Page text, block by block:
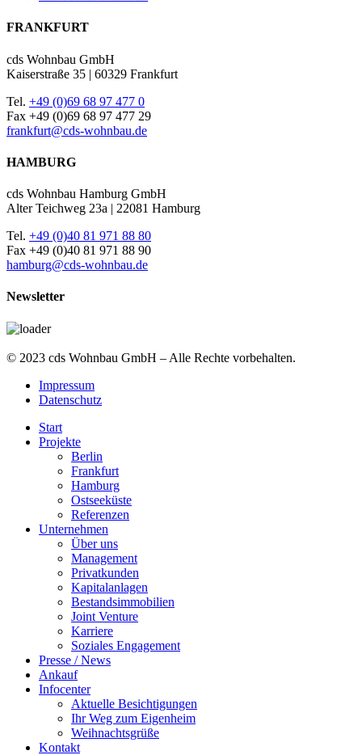
FRANKFURT
cds Wohnbau GmbH
Kaiserstraße 35 | 60329 Frankfurt
Tel. +49 (0)69 68 97 477 0
Fax +49 (0)69 68 97 477 29
frankfurt@cds-wohnbau.de
HAMBURG
cds Wohnbau Hamburg GmbH
Alter Teichweg 23a | 22081 Hamburg
Tel. +49 (0)40 81 971 88 80
Fax +49 (0)40 81 971 88 90
hamburg@cds-wohnbau.de
Newsletter
© 2023 cds Wohnbau GmbH – Alle Rechte vorbehalten.
Impressum
Datenschutz
Start
Projekte
Berlin
Frankfurt
Hamburg
Ostseeküste
Referenzen
Unternehmen
Über uns
Management
Privatkunden
Kapitalanlagen
Bestandsimmobilien
Joint Venture
Karriere
Soziales Engagement
Presse / News
Ankauf
Infocenter
Aktuelle Besichtigungen
Ihr Weg zum Eigenheim
Weihnachtsgrüße
Kontakt